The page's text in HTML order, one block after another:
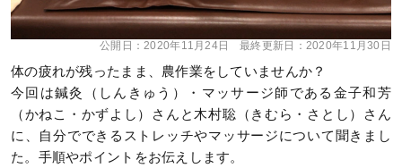
公開日：2020年11月24日 最終更新日： 2020年11月30日
体の疲れが残ったまま、農作業をしていませんか？
今回は鍼灸（しんきゅう）・マッサージ師である金子和芳
（かねこ・かずよし）さんと木村聡（きむら・さとし）さん
に、自分でできるストレッチやマッサージについて聞きまし
た。手順やポイントをお伝えします。